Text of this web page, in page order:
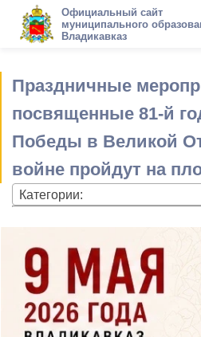
Официальный сайт
муниципального
Владикавказ
Праздничные
посвященные 81-й
Победы в Великой
войне пройдут на
Категории: